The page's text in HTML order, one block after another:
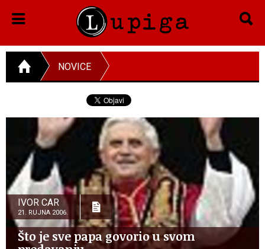
NOVICE
IVOR CAR
21. RUJNA 2006.
Što je sve papa govorio u svom